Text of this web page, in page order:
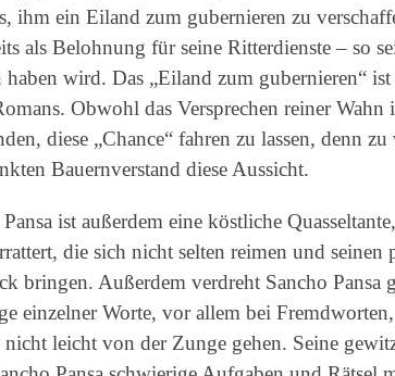
ihm ein Eiland zum gubernieren zu
als Belohnung für seine Ritterdienste – so
haben wird. Das „Eiland zum gubernieren“
Obwohl das Versprechen reiner
diese „Chance“ fahren zu lassen, denn
Bauernverstand diese Aussicht.
Pansa ist außerdem eine köstliche
die sich nicht selten reimen und seinen
bringen. Außerdem verdreht Sancho Pansa
einzelner Worte, vor allem bei
nicht leicht von der Zunge gehen. Seine